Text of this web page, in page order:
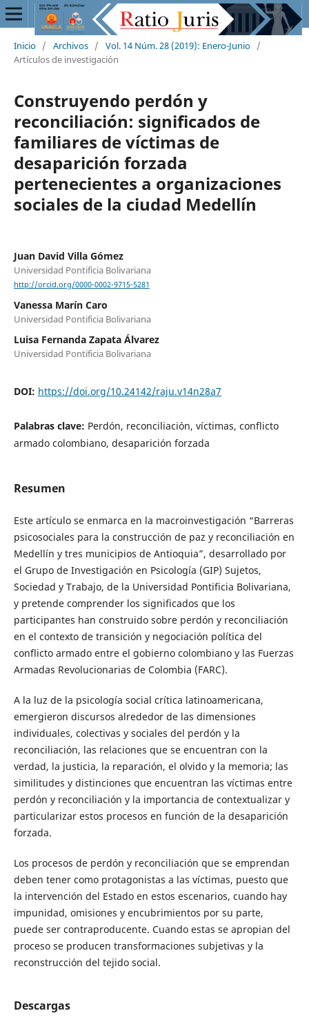
Inicio / Archivos / Vol. 14 Núm. 28 (2019): Enero-Junio /
Artículos de investigación
Construyendo perdón y
reconciliación: significados de
familiares de víctimas de
desaparición forzada
pertenecientes a organizaciones
sociales de la ciudad Medellín
Juan David Villa Gómez
Universidad Pontificia Bolivariana
http://orcid.org/0000-0002-9715-5281
Vanessa Marín Caro
Universidad Pontificia Bolivariana
Luisa Fernanda Zapata Álvarez
Universidad Pontificia Bolivariana
DOI: https://doi.org/10.24142/raju.v14n28a7
Palabras clave: Perdón, reconciliación, víctimas, conflicto
armado colombiano, desaparición forzada
Resumen
Este artículo se enmarca en la macroinvestigación “Barreras
psicosociales para la construcción de paz y reconciliación en
Medellín y tres municipios de Antioquia”, desarrollado por
el Grupo de Investigación en Psicología (GIP) Sujetos,
Sociedad y Trabajo, de la Universidad Pontificia Bolivariana,
y pretende comprender los significados que los
participantes han construido sobre perdón y reconciliación
en el contexto de transición y negociación política del
conflicto armado entre el gobierno colombiano y las Fuerzas
Armadas Revolucionarias de Colombia (FARC).
A la luz de la psicología social crítica latinoamericana,
emergieron discursos alrededor de las dimensiones
individuales, colectivas y sociales del perdón y la
reconciliación, las relaciones que se encuentran con la
verdad, la justicia, la reparación, el olvido y la memoria; las
similitudes y distinciones que encuentran las víctimas entre
perdón y reconciliación y la importancia de contextualizar y
particularizar estos procesos en función de la desaparición
forzada.
Los procesos de perdón y reconciliación que se emprendan
deben tener como protagonistas a las víctimas, puesto que
la intervención del Estado en estos escenarios, cuando hay
impunidad, omisiones y encubrimientos por su parte,
puede ser contraproducente. Cuando estas se apropian del
proceso se producen transformaciones subjetivas y la
reconstrucción del tejido social.
Descargas